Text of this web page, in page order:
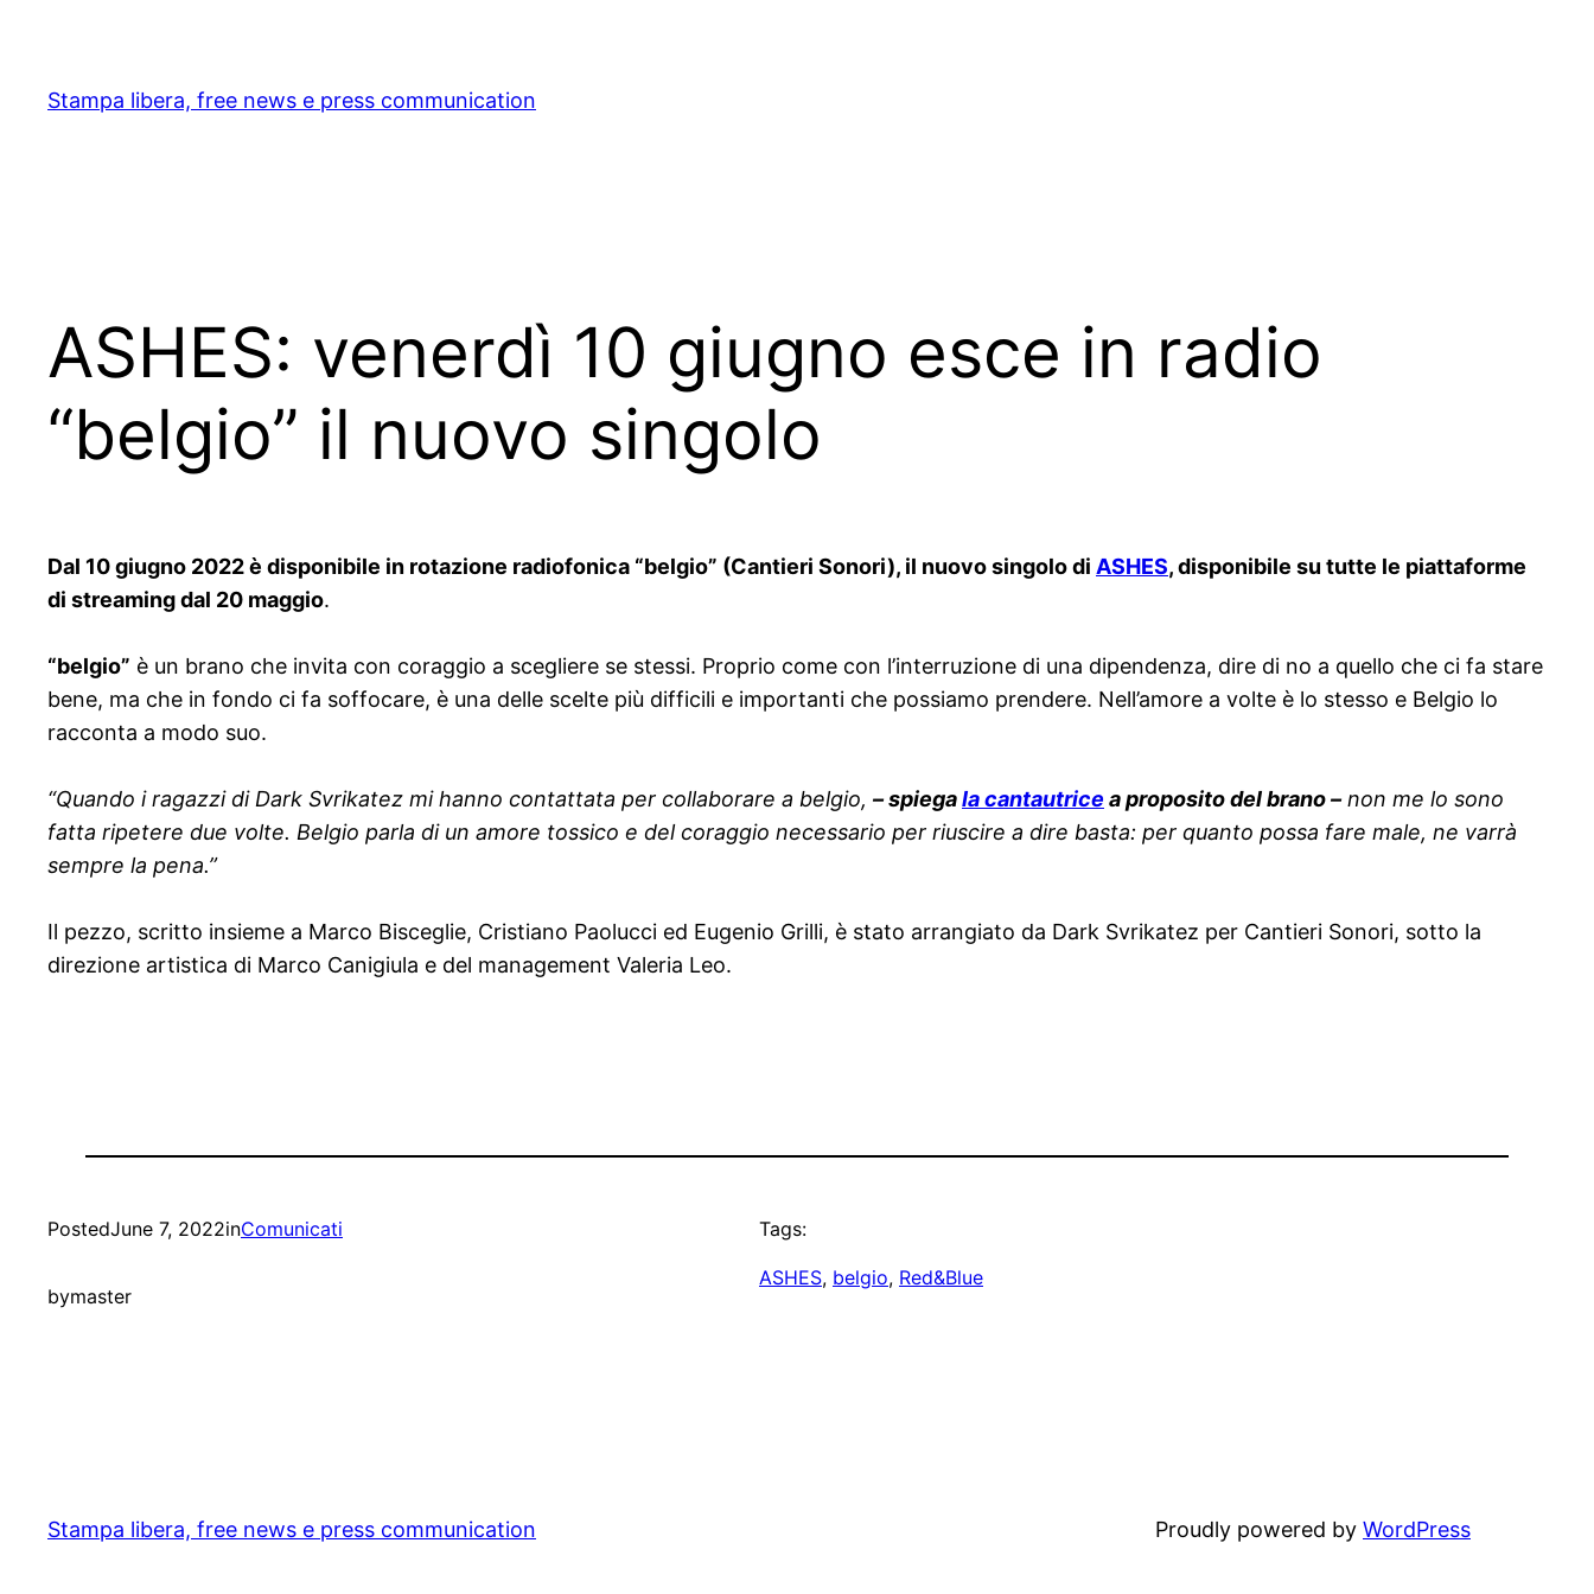
content
Stampa libera, free news e press communication
ASHES: venerdì 10 giugno esce in radio
“belgio” il nuovo singolo
Dal 10 giugno 2022 è disponibile in rotazione radiofonica “belgio” (Cantieri Sonori), il nuovo singolo di ASHES, disponibile su tutte le piattaforme
di streaming dal 20 maggio.
“belgio” è un brano che invita con coraggio a scegliere se stessi. Proprio come con l’interruzione di una dipendenza, dire di no a quello che ci fa stare
bene, ma che in fondo ci fa soffocare, è una delle scelte più difficili e importanti che possiamo prendere. Nell’amore a volte è lo stesso e Belgio lo
racconta a modo suo.
“Quando i ragazzi di Dark Svrikatez mi hanno contattata per collaborare a belgio, – spiegala cantautrice a proposito del brano –non me lo sono
fatta ripetere due volte. Belgio parla di un amore tossico e del coraggio necessario per riuscire a dire basta: per quanto possa fare male, ne varrà
sempre la pena.”
Il pezzo, scritto insieme a Marco Bisceglie, Cristiano Paolucci ed Eugenio Grilli, è stato arrangiato da Dark Svrikatez per Cantieri Sonori, sotto la
direzione artistica di Marco Canigiula e del management Valeria Leo.
PostedJune 7, 2022inComunicati
bymaster
Tags:
ASHES, belgio, Red&Blue
Stampa libera, free news e press communication Proudly powered by WordPress